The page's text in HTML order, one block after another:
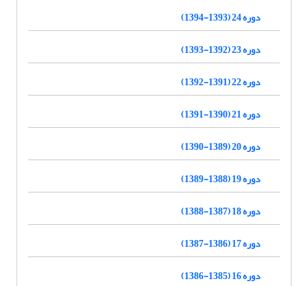
دوره 24 (1393-1394)
دوره 23 (1392-1393)
دوره 22 (1391-1392)
دوره 21 (1390-1391)
دوره 20 (1389-1390)
دوره 19 (1388-1389)
دوره 18 (1387-1388)
دوره 17 (1386-1387)
دوره 16 (1385-1386)